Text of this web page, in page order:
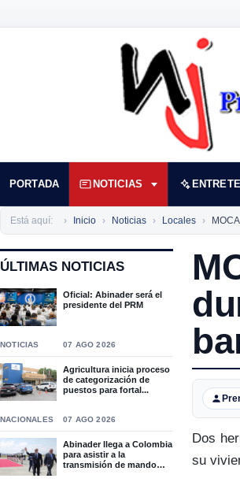
PORTADA NOTICIAS
Está aquí: Inicio Noticias Locales
ÚLTIMAS NOTICIAS
Oficial: Abinader será el
presidente del PRM
NOTICIAS 07 AGO 2026
Agricultura inicia proceso
de categorización de
puestos para fortal...
NACIONALES 07 AGO 2026
Abinader llega a Colombia
para asistir a la
transmisión de mando
Dos
su